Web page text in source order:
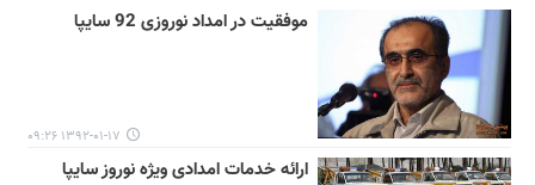
موفقیت در امداد نوروزی 92 سایپا
۱۳۹۲-۰۱-۱۷ ۰۹:۲۶
ارائه خدمات امدادی ویژه نوروز سایپا